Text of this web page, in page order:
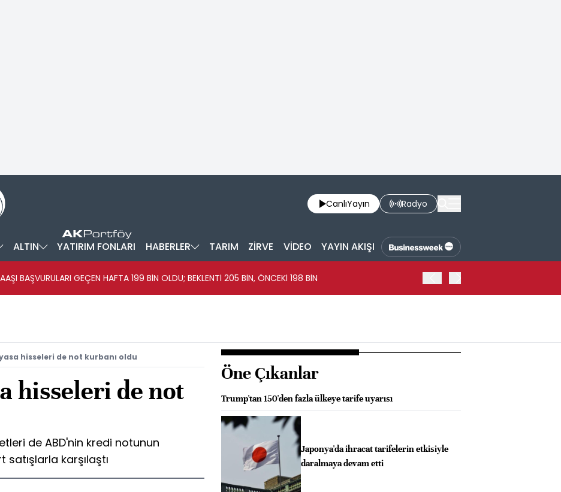
CanlıYayın Radyo
ALTIN YATIRIM FONLARI HABERLER TARIM ZİRVE VİDEO YAYIN AKIŞI
BAŞVURULARI GEÇEN HAFTA 199 BİN OLDU; BEKLENTİ 205 BİN, ÖNCEKİ 198 BİN
hisseleri de not kurbanı oldu
hisseleri de not
de ABD'nin kredi notunun
karşılaştı
Öne Çıkanlar
Trump'tan 150'den fazla ülkeye tarife uyarısı
Japonya'da ihracat tarifelerin etkisiyle
daralmaya devam etti